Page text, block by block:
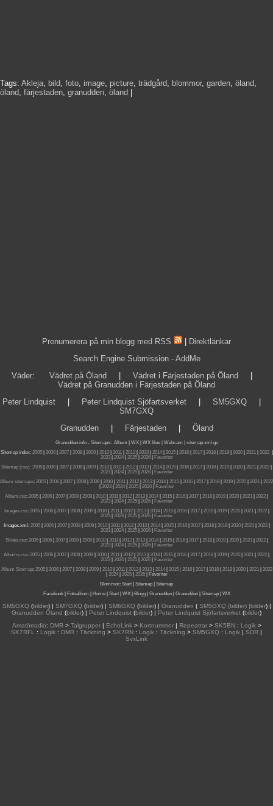
Tags: Akleja, bild, foto, image, picture, trädgård, blommor, garden, öland,
öland, färjestaden, granudden, öland
Prenumerera på min blogg med RSS
Direktlänkar
Search Engine Submission - AddMe
Väder: Vädret på Öland Vädret i Färjestaden på Öland
Vädret på Granudden i Färjestaden på Öland
Peter Lindquist
Peter Lindquist Sjöfartsverket SM5GXQ
SM7GXQ
Granudden| Färjestaden| Öland
Granudden.info- Sitemaps: Album WX WX files | Webcam |
sitemap.xml.gz
Sitemap index: 2005| 2006| 2007| 2008| 2009| 2010| 2011| 2012| 2013| 2014| 2015| 2016| 2017| 2018| 2019| 2020| 2021| 2022|
2023| 2024| 2025| 2026|
Favoriter
Sitemap (rss): 2005 2006 2007 2008 2009 2010 2011 2012 2013 2014 2015 2016 2017 2018 2019 2020 2021 2022
2023| 2024| 2025| 2026|
Favoriter
Album sitemaps: 2005 2006 2007 2008 2009 2010 2011 2012 2013 2014 2015 2016 2017 2018 2019 2020 2021
2022
2023| 2024| 2025| 2026|
Favoriter
Album.rss: 2005 2006 2007 2008 2009 2010 2011 2012 2013 2014 2015 2016 2017 2018 2019 2020 2021 2022
2023| 2024| 2025| 2026|
Favoriter
Images.rss: 2005| 2006| 2007| 2008| 2009| 2010| 2011| 2012| 2013| 2014| 2015| 2016| 2017| 2018| 2019| 2020| 2021| 2022|
2023| 2024| 2025| 2026|
Favoriter
Images.xml: 2005| 2006| 2007| 2008| 2009| 2010| 2011| 2012| 2013| 2014| 2015| 2016| 2017| 2018| 2019| 2020| 2021| 2022|
2023| 2024| 2025| 2026|
Favoriter
Slides.rss: 2005| 2006| 2007| 2008| 2009| 2010| 2011| 2012| 2013| 2014| 2015| 2016| 2017| 2018| 2019| 2020| 2021| 2022|
2023| 2024| 2025| 2026|
Favoriter
Albums.rss: 2005 2006 2007 2008 2009 2010 2011 2012 2013 2014 2015 2016 2017 2018 2019 2020 2021 2022
2023| 2024| 2025| 2026|
Favoriter
Album Sitemap: 2005| 2006| 2007| 2008| 2009| 2010| 2011| 2012| 2013| 2014| 2015 | 2016| 2017| 2018| 2019| 2020| 2021| 2022
2024| 2025| 2026|
Favoriter
Blommor: Start Sitemap
Sitemap
Facebook| Fotoalbum Home| Start| WX| Blogg| Granudden| Granudden| Sitemap| WX
SM5GXQ(bilder) | SM7GXQ(bilder) | SM6GXQ(bilder) | Granudden (SM5GXQ (bilder) |bilder) |
Granudden Öland (bilder) | Peter Lindquist (bilder) | Peter Lindquist Sjöfartsverket (bilder)
Amatörradio: DMR> Talgrupper| EchoLink> Kortnummer| Repeatrar> SK5BN: Logik>
SK7RFL
: Logik : DMR : Täckning > SK7RN : Logik : Täckning > SM5GXQ : Logik | SDR |
SvxLink